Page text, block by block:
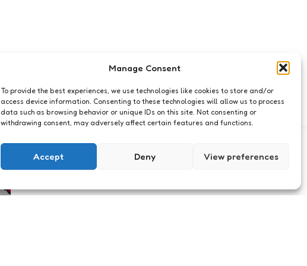
Manage Consent
To provide the best experiences, we use technologies like cookies to store and/or
access device information. Consenting to these technologies will allow us to process
data such as browsing behavior or unique IDs on this site. Not consenting or
withdrawing consent, may adversely affect certain features and functions.
Accept Deny View preferences